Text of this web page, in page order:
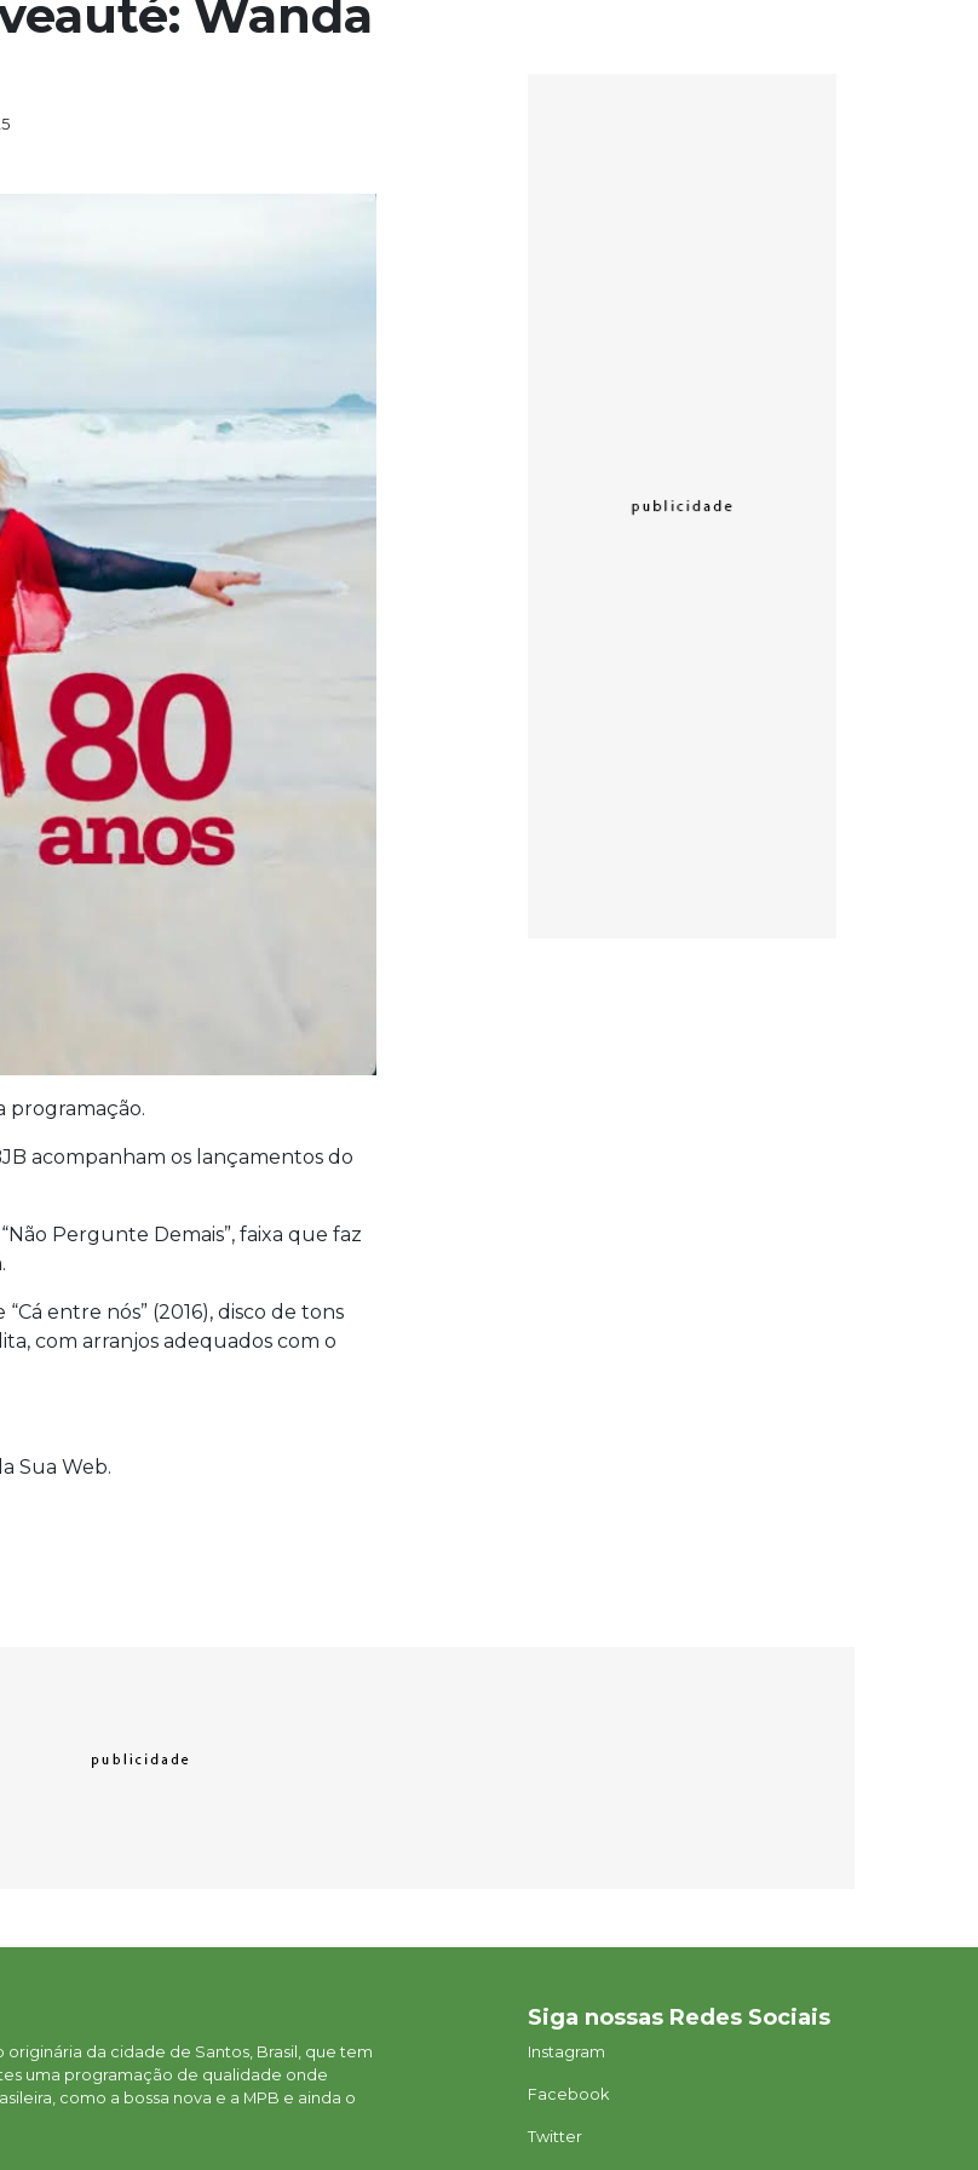
Wanda
programação.
acompanham os lançamentos do
Pergunte Demais”, faixa que faz
entre nós” (2016), disco de tons
com arranjos adequados com o
Sua Web.
originária da cidade de Santos, Brasil, que tem
uma programação de qualidade onde
como a bossa nova e a MPB e ainda o
Siga nossas Redes Sociais
Instagram
Facebook
Twitter